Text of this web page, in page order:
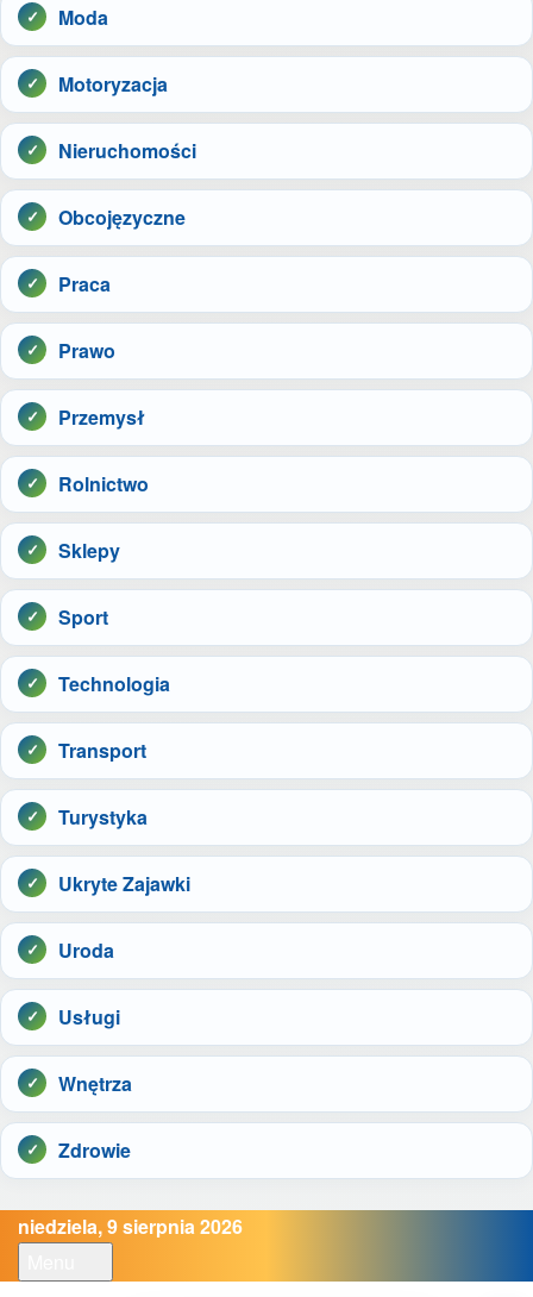
Moda
Motoryzacja
Nieruchomości
Obcojęzyczne
Praca
Prawo
Przemysł
Rolnictwo
Sklepy
Sport
Technologia
Transport
Turystyka
Ukryte Zajawki
Uroda
Usługi
Wnętrza
Zdrowie
niedziela, 9 sierpnia 2026